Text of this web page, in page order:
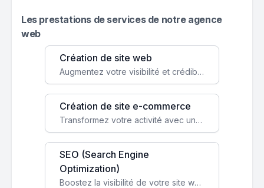
Les prestations de services de notre agence
web
Création de site web
Augmentez votre visibilité et crédibilité en ligne avec un site web performant, conçu pour attirer plus de clients.
Création de site e-commerce
Transformez votre activité avec une boutique en ligne, accessible à l'échelle mondiale 24/7.
SEO (Search Engine
Optimization)
Boostez la visibilité de votre site web sur Google et attirez du trafic qualifié grâce à nos stratégies SEO.